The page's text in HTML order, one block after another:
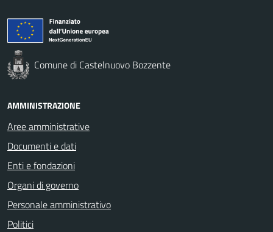
Comune di Castelnuovo Bozzente
AMMINISTRAZIONE
Aree amministrative
Documenti e dati
Enti e fondazioni
Organi di governo
Personale amministrativo
Politici